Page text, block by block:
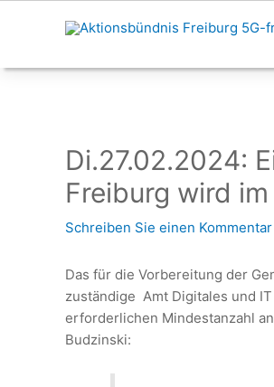
Di.27.02.2024:
Freiburg wird
Schreiben Sie einen Kommentar
Das für die Vorbereitung der
zuständige Amt Digitales und
erforderlichen Mindestanzahl
Budzinski: